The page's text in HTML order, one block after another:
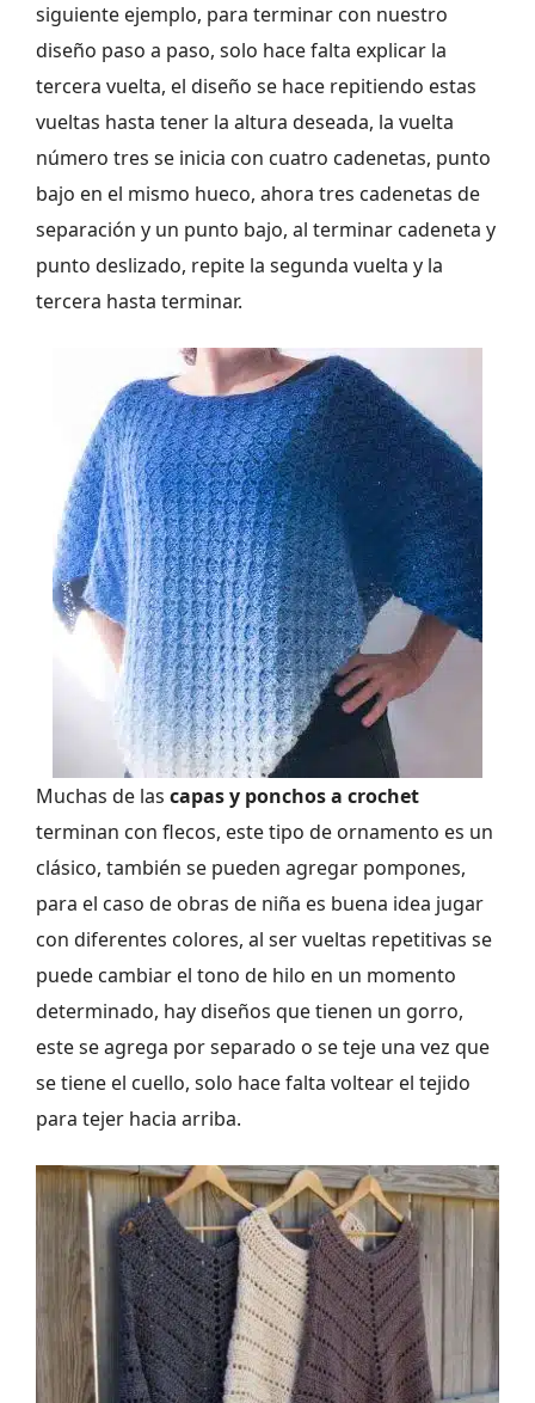
siguiente ejemplo, para terminar con nuestro
diseño paso a paso, solo hace falta explicar la
tercera vuelta, el diseño se hace repitiendo estas
vueltas hasta tener la altura deseada, la vuelta
número tres se inicia con cuatro cadenetas, punto
bajo en el mismo hueco, ahora tres cadenetas de
separación y un punto bajo, al terminar cadeneta y
punto deslizado, repite la segunda vuelta y la
tercera hasta terminar.
Muchas de las capas y ponchos a crochet
terminan con flecos, este tipo de ornamento es un
clásico, también se pueden agregar pompones,
para el caso de obras de niña es buena idea jugar
con diferentes colores, al ser vueltas repetitivas se
puede cambiar el tono de hilo en un momento
determinado, hay diseños que tienen un gorro,
este se agrega por separado o se teje una vez que
se tiene el cuello, solo hace falta voltear el tejido
para tejer hacia arriba.